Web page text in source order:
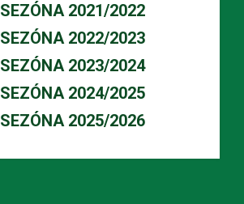
SEZÓNA 2021/2022
SEZÓNA 2022/2023
SEZÓNA 2023/2024
SEZÓNA 2024/2025
SEZÓNA 2025/2026